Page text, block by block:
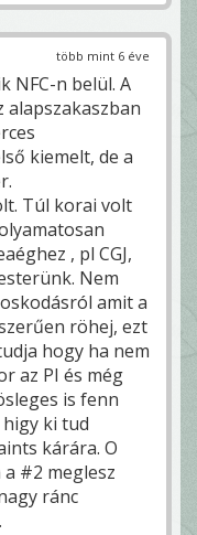
több mint 6 éve
NFC-n belül. A
alapszakaszban
kiemelt, de a
Túl korai volt
, pl CGJ,
Nem
amit a
röhej, ezt
hogy ha nem
az PI és még
is fenn
ki tud
kárára. O
#2 meglesz
ránc